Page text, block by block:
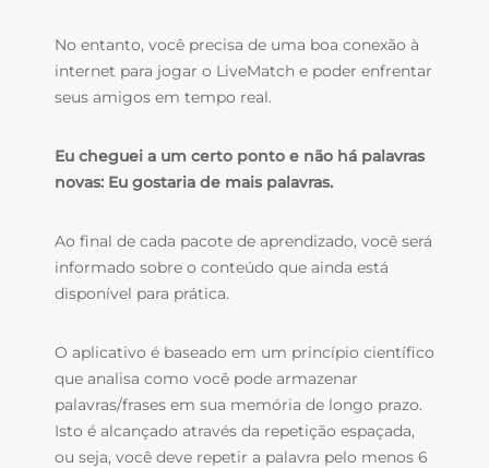
No entanto, você precisa de uma boa conexão à
internet para jogar o LiveMatch e poder enfrentar
seus amigos em tempo real.
Eu cheguei a um certo ponto e não há palavras
novas: Eu gostaria de mais palavras.
Ao final de cada pacote de aprendizado, você será
informado sobre o conteúdo que ainda está
disponível para prática.
O aplicativo é baseado em um princípio científico
que analisa como você pode armazenar
palavras/frases em sua memória de longo prazo.
Isto é alcançado através da repetição espaçada,
ou seja, você deve repetir a palavra pelo menos 6